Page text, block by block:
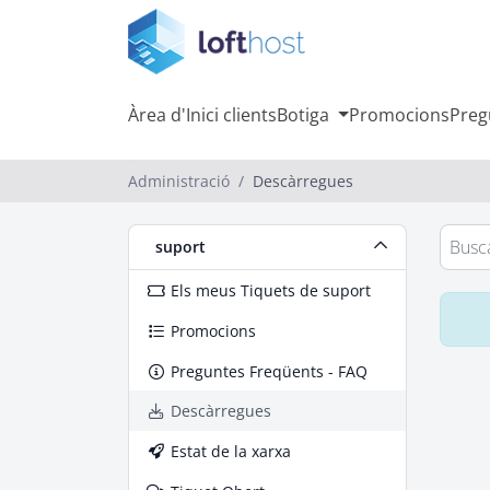
Àrea d'Inici clientsBotiga Promocions
Administració Descàrregues
suport
Els meus Tiquets de suport
Promocions
Preguntes Freqüents - FAQ
Descàrregues
Estat de la xarxa